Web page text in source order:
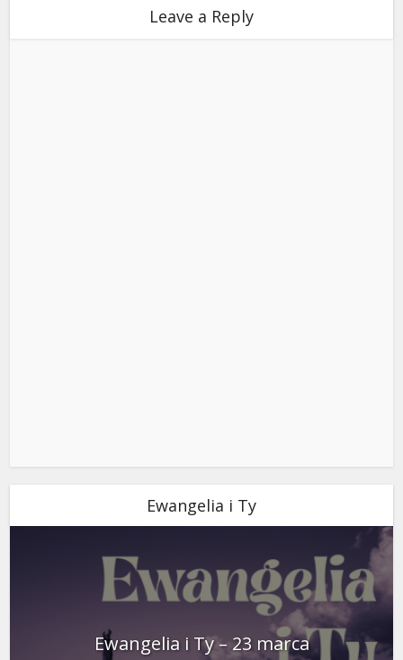
Leave a Reply
Ewangelia i Ty
Ewangelia i Ty – 23 marca